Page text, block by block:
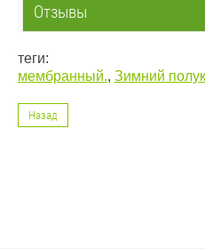
Отзывы
теги:
мембранный., Зимний
Назад